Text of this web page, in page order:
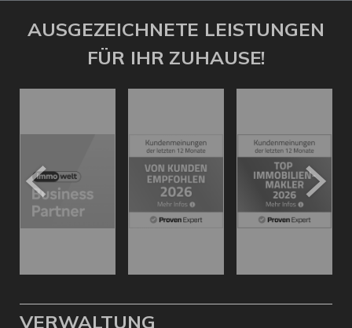
AUSGEZEICHNETE LEISTUNGEN
FÜR IHR ZUHAUSE!
VERWALTUNG